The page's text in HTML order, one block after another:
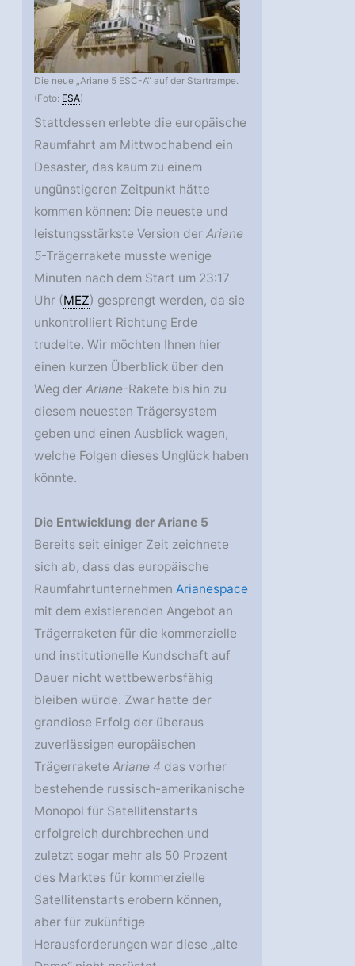
Die neue „Ariane 5 ESC-A“ auf der Startrampe.
(Foto: ESA)
Stattdessen erlebte die europäische
Raumfahrt am Mittwochabend ein
Desaster, das kaum zu einem
ungünstigeren Zeitpunkt hätte
kommen können: Die neueste und
leistungsstärkste Version derAriane
5-Trägerrakete musste wenige
Minuten nach dem Start um 23:17
Uhr (MEZ) gesprengt werden, da sie
unkontrolliert Richtung Erde
trudelte. Wir möchten Ihnen hier
einen kurzen Überblick über den
Weg derAriane-Rakete bis hin zu
diesem neuesten Trägersystem
geben und einen Ausblick wagen,
welche Folgen dieses Unglück haben
könnte.
Die Entwicklung der Ariane 5
Bereits seit einiger Zeit zeichnete
sich ab, dass das europäische
RaumfahrtunternehmenArianespace
mit dem existierenden Angebot an
Trägerraketen für die kommerzielle
und institutionelle Kundschaft auf
Dauer nicht wettbewerbsfähig
bleiben würde. Zwar hatte der
grandiose Erfolg der überaus
zuverlässigen europäischen
TrägerraketeAriane 4 das vorher
bestehende russisch-amerikanische
Monopol für Satellitenstarts
erfolgreich durchbrechen und
zuletzt sogar mehr als 50 Prozent
des Marktes für kommerzielle
Satellitenstarts erobern können,
aber für zukünftige
Herausforderungen war diese „alte